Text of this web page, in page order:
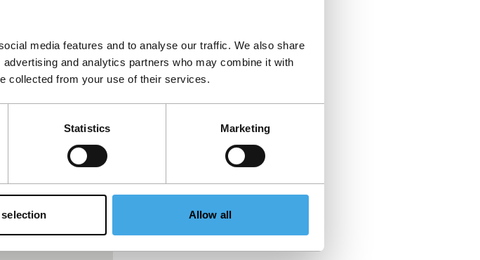
media features and to analyse our traffic. We also share
and analytics partners who may combine it with
collected from your use of their services.
Statistics Marketing
Allow all
nog lucratiever
partner.
zeker een